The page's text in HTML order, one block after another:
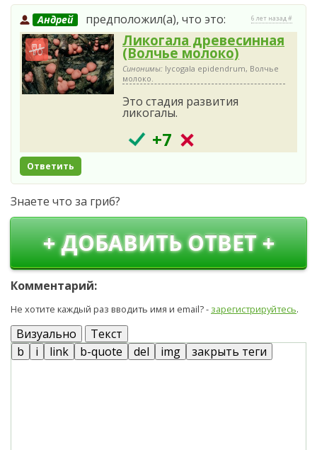
Андрей предположил(а), что это: 6 лет назад #
Ликогала древесинная
(Волчье молоко)
Синонимы: lycogala epidendrum, Волчье
молоко.
Это стадия развития
ликогалы.
+7
Ответить
Знаете что за гриб?
+ ДОБАВИТЬ ОТВЕТ +
Комментарий:
Не хотите каждый раз вводить имя и email? - зарегистрируйтесь.
Визуально Текст